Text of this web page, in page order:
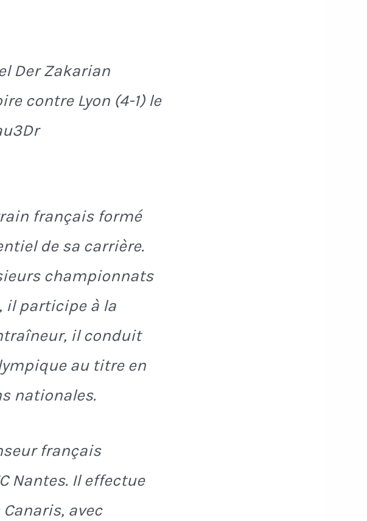
Der Zakarian
contre Lyon (4-1) le
français formé
de sa carrière.
championnats
il participe à la
il conduit
au titre en
nationales.
français
Nantes. Il effectue
avec